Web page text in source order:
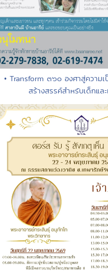
• Transform ๓๖๐ องศาสู่ความ
สร้างสรรค์สำหรับเด็กแล